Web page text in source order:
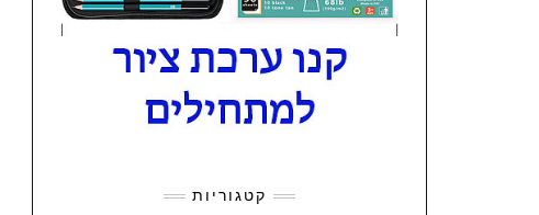
קטגוריות